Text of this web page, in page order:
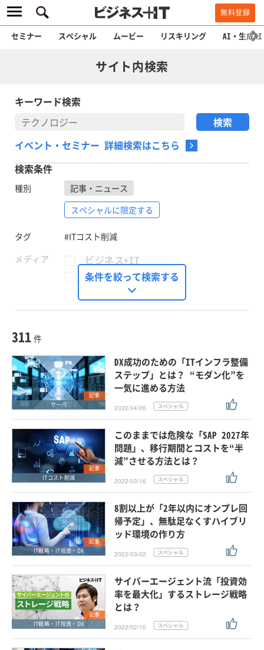
無料登録
セミナー スペシャル ムービー リスキリング AI・生成AI
サイト内検索
キーワード検索
イベント・セミナー 詳細検索はこちら
検索条件
種別
記事・ニュース
スペシャルに限定する
タグ
#ITコスト削減
メディア
ビジネス+IT
FinTech Journal
Seizo Trend
外部ニュース
スペシャルに限定する
タグ ×
× ITコスト削減
この条件で検索する
条件を絞って検索する
311 件
記事
サーバ
DX成功のための「ITインフラ整備
ステップ」とは？ “モダン化”を
一気に進める方法
2022/04/06
記事
ITコスト削減
このままでは危険な「SAP 2027年
問題」、移行期間とコストを“半
減”させる方法とは？
2022/03/16
記事
IT戦略・IT投資・DX
8割以上が「2年以内にオンプレ回
帰予定」、無駄足なくすハイブリ
ッド環境の作り方
2022/03/02
記事
IT戦略・IT投資・DX
サイバーエージェント流「投資効
率を最大化」するストレージ戦略
とは？
2022/02/10